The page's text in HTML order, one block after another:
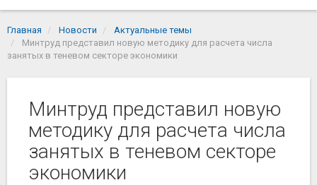
Главная Новости
Актуальные темы
Минтруд представил новую методику для расчета числа
занятых в теневом секторе экономики
Минтруд представил новую
методику для расчета числа
занятых в теневом секторе
экономики